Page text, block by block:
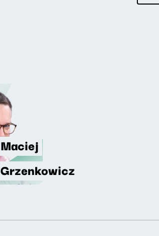
Maciej
Grzenkowicz